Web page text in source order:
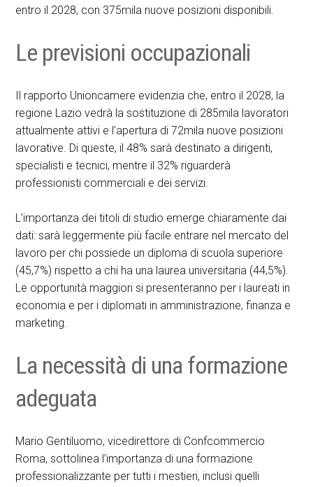
entro il 2028, con 375mila nuove posizioni disponibili.
Le previsioni occupazionali
Il rapporto Unioncamere evidenzia che, entro il 2028, la
regione Lazio vedrà la sostituzione di 285mila lavoratori
attualmente attivi e l’apertura di 72mila nuove posizioni
lavorative. Di queste, il 48% sarà destinato a dirigenti,
specialisti e tecnici, mentre il 32% riguarderà
professionisti commerciali e dei servizi.
L’importanza dei titoli di studio emerge chiaramente dai
dati: sarà leggermente più facile entrare nel mercato del
lavoro per chi possiede un diploma di scuola superiore
(45,7%) rispetto a chi ha una laurea universitaria (44,5%).
Le opportunità maggiori si presenteranno per i laureati in
economia e per i diplomati in amministrazione, finanza e
marketing.
La necessità di una formazione
adeguata
Mario Gentiluomo, vicedirettore di Confcommercio
Roma, sottolinea l’importanza di una formazione
professionalizzante per tutti i mestieri, inclusi quelli